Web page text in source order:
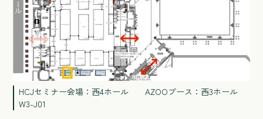
HCJセミナー会場：西4ホール AZOOブース：西3ホール
W3-J01